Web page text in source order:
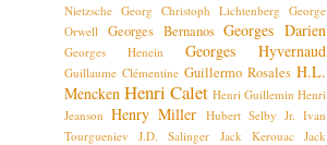
Nietzsche Georg Christoph Lichtenberg George
Orwell
Georges Bernanos Georges Darien
Georges Henein Georges Hyvernaud
Guillaume Clémentine Guillermo Rosales H.L.
Mencken Henri Calet Henri Guillemin Henri
Jeanson Henry Miller Hubert Selby Jr. Ivan
Tourgueniev
J.D. Salinger Jack Kerouac
Jack